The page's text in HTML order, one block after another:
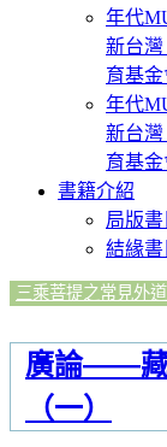
年代
新台
育基
年代
新台
育基
書籍介紹
局版
結緣
三乘菩提之常見外
廣論——藏
（一）